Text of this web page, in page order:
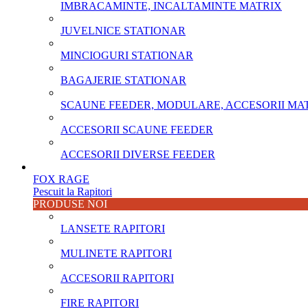
IMBRACAMINTE, INCALTAMINTE MATRIX
JUVELNICE STATIONAR
MINCIOGURI STATIONAR
BAGAJERIE STATIONAR
SCAUNE FEEDER, MODULARE, ACCESORII
ACCESORII SCAUNE FEEDER
ACCESORII DIVERSE FEEDER
FOX RAGE
Pescuit la Rapitori
PRODUSE NOI
LANSETE RAPITORI
MULINETE RAPITORI
ACCESORII RAPITORI
FIRE RAPITORI